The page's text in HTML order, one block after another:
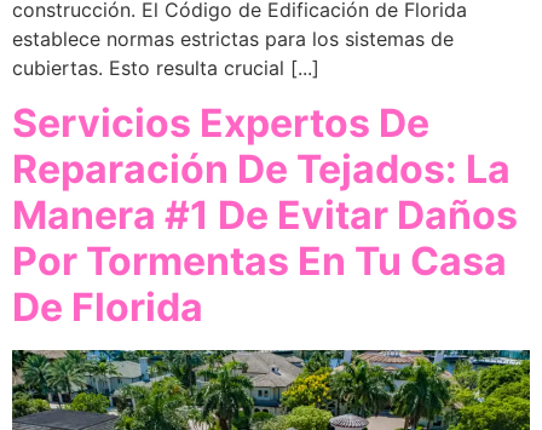
construcción. El Código de Edificación de Florida
establece normas estrictas para los sistemas de
cubiertas. Esto resulta crucial [...]
Servicios Expertos De
Reparación De Tejados: La
Manera #1 De Evitar Daños
Por Tormentas En Tu Casa
De Florida